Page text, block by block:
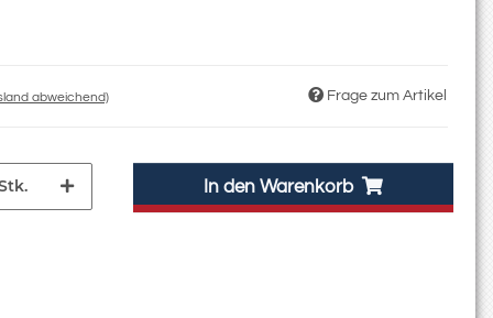
abweichend) Frage zum Artikel
In den Warenkorb